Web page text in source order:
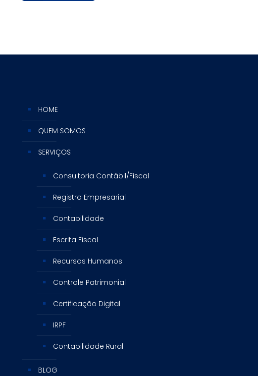
HOME
QUEM SOMOS
SERVIÇOS
Consultoria Contábil/Fiscal
Registro Empresarial
Contabilidade
Escrita Fiscal
Recursos Humanos
Controle Patrimonial
Certificação Digital
IRPF
Contabilidade Rural
BLOG